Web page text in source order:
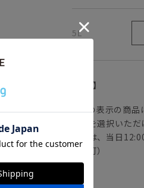
5L
【 アイコンについて】
の表示の商品
注文画面でお急ぎ発送を選択いただ
さらにメルマガ会員様は、当日
正商品の場合は対応不可）
詳しくはこちら